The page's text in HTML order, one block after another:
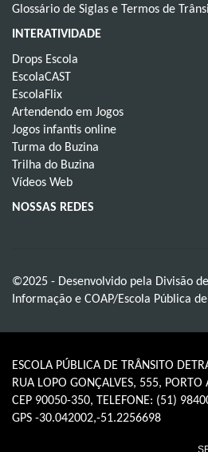
Glossário de Siglas e Termos de
INTERATIVIDADE
Drops Escola
EscolaCAST
EscolaFlix
Artendendo em Jogos
Jogos infantis online
Turma do Buzina
Trilha do Buzina
Vídeos Web
NOSSAS REDES
©2025 - Desenvolvido pela Divisão
Informação e COAP/Escola Pública
ESCOLA PÚBLICA DE TRÂNSITO
RUA LOPO GONÇALVES, 555, PORTO
CEP 90050-350, TELEFONE: (51)
GPS -30.042002,-51.2256698